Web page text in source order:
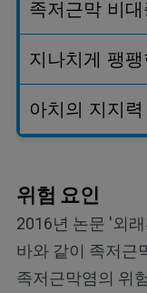
족저근막 비대
지나치게 팽
아치의 지지력
위험 요인
2016년 논문 '외
바와 같이 족저근
족저근막염의 위